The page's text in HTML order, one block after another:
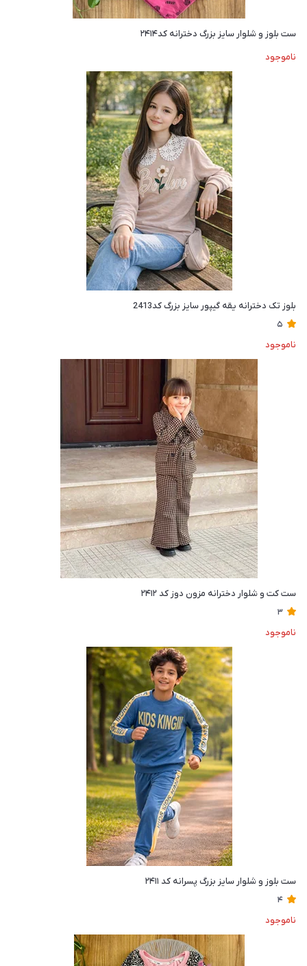
ست بلوز و شلوار سایز بزرگ دخترانه کد۲۴۱۴
ناموجود
بلوز تک دخترانه یقه گیپور سایز بزرگ کد2413
5
ناموجود
ست کت و شلوار دخترانه مزون دوز کد ۲۴۱۲
3
ناموجود
ست بلوز و شلوار سایز بزرگ پسرانه کد ۲۴۱۱
4
ناموجود